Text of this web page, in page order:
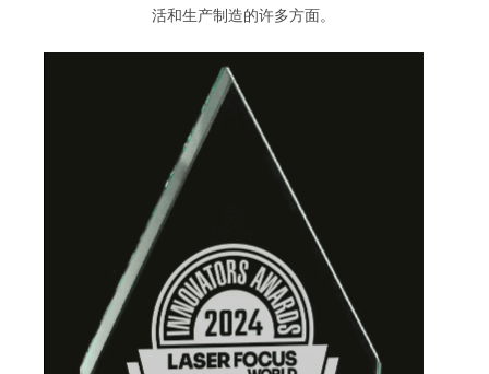
活和生产制造的许多方面。